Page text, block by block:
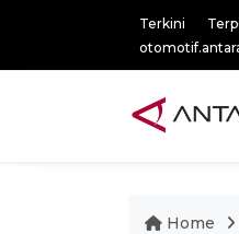
Terkini
Home